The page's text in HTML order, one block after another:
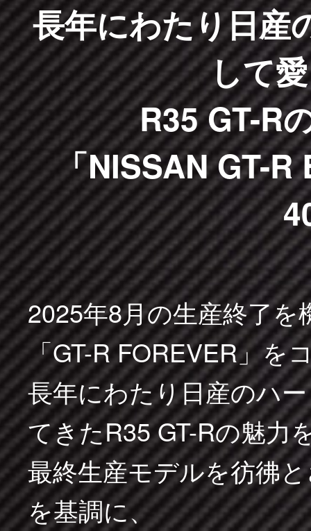
長年にわたり日産
して
R35 GT-R
「NISSAN GT-R
2025年8月の生産終了
「GT-R FOREVER」を
長年にわたり日産のハ
てきたR35 GT-Rの魅力
最終生産モデルを彷彿
を基調に、